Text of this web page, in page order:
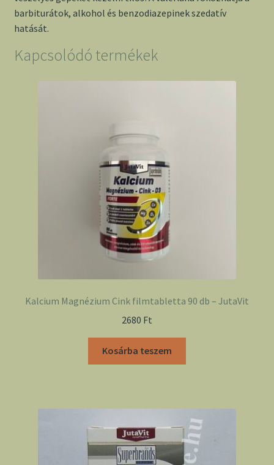
barbiturátok, alkohol és benzodiazepinek szedatív
hatását.
Kapcsolódó termékek
Kalcium Magnézium Cink filmtabletta 90 db – JutaVit
2680 Ft
Kosárba teszem